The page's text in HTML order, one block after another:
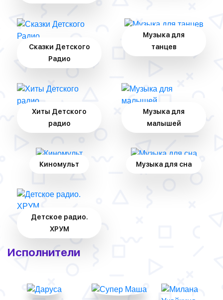
Сказки Детского
Радио
Музыка для
танцев
Хиты Детского
радио
Музыка для
малышей
Киномульт Музыка для сна
Детское радио.
ХРУМ
Исполнители